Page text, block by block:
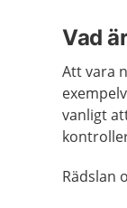
Vad
Att vara
vanligt
Rädslan